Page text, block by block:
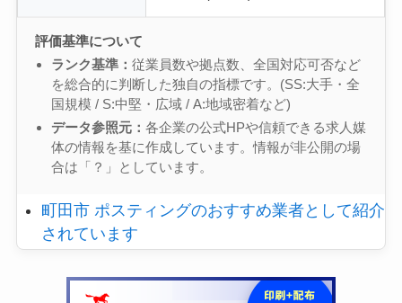
評価基準について
ランク基準：従業員数や拠点数、全国対応可否など
を総合的に判断した独自の指標です。(SS:大手・全
国規模 / S:中堅・広域 / A:地域密着など)
データ参照元：各企業の公式HPや信頼できる求人媒
体の情報を基に作成しています。情報が非公開の場
合は「？」としています。
町田市 ポスティングのおすすめ業者として紹介
されています